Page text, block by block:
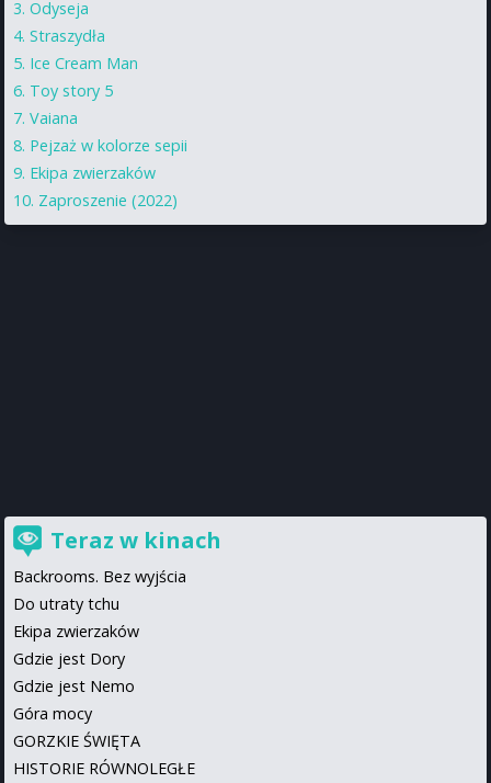
Odyseja
Straszydła
Ice Cream Man
Toy story 5
Vaiana
Pejzaż w kolorze sepii
Ekipa zwierzaków
Zaproszenie (2022)
Teraz w kinach
Backrooms. Bez wyjścia
Do utraty tchu
Ekipa zwierzaków
Gdzie jest Dory
Gdzie jest Nemo
Góra mocy
GORZKIE ŚWIĘTA
HISTORIE RÓWNOLEGŁE